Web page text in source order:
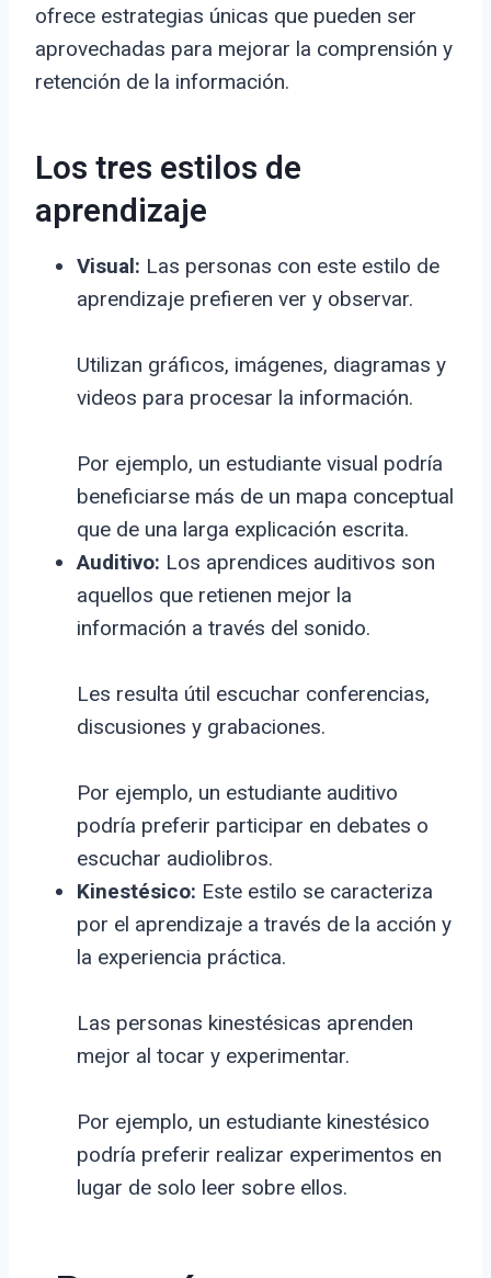
ofrece estrategias únicas que pueden ser
aprovechadas para mejorar la comprensión y
retención de la información.
Los tres estilos de
aprendizaje
Visual: Las personas con este estilo de
aprendizaje prefieren ver y observar.
Utilizan gráficos, imágenes, diagramas y
videos para procesar la información.
Por ejemplo, un estudiante visual podría
beneficiarse más de un mapa conceptual
que de una larga explicación escrita.
Auditivo: Los aprendices auditivos son
aquellos que retienen mejor la
información a través del sonido.
Les resulta útil escuchar conferencias,
discusiones y grabaciones.
Por ejemplo, un estudiante auditivo
podría preferir participar en debates o
escuchar audiolibros.
Kinestésico: Este estilo se caracteriza
por el aprendizaje a través de la acción y
la experiencia práctica.
Las personas kinestésicas aprenden
mejor al tocar y experimentar.
Por ejemplo, un estudiante kinestésico
podría preferir realizar experimentos en
lugar de solo leer sobre ellos.